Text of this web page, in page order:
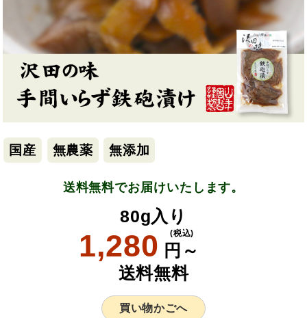
国産 無農薬 無添加
送料無料でお届けいたします。
80g入り
1,280 円～
(税込)
送料無料
買い物かごへ